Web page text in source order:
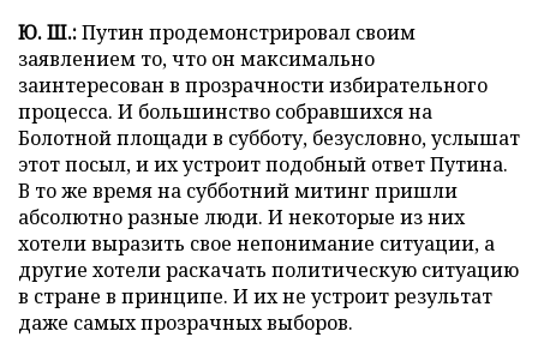
Ю. Ш.:Путин продемонстрировал своим
заявлением то, что он максимально
заинтересован в прозрачности избирательного
процесса. И большинство собравшихся на
Болотной площади в субботу, безусловно, услышат
этот посыл, и их устроит подобный ответ Путина.
В то же время на субботний митинг пришли
абсолютно разные люди. И некоторые из них
хотели выразить свое непонимание ситуации, а
другие хотели раскачать политическую ситуацию
в стране в принципе. И их не устроит результат
даже самых прозрачных выборов.